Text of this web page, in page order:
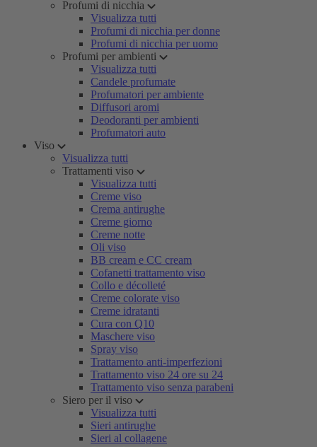
Profumi di nicchia
Visualizza tutti
Profumi di nicchia per donne
Profumi di nicchia per uomo
Profumi per ambienti
Visualizza tutti
Candele profumate
Profumatori per ambiente
Diffusori aromi
Deodoranti per ambienti
Profumatori auto
Viso
Visualizza tutti
Trattamenti viso
Visualizza tutti
Creme viso
Crema antirughe
Creme giorno
Creme notte
Oli viso
BB cream e CC cream
Cofanetti trattamento viso
Collo e décolleté
Creme colorate viso
Creme idratanti
Cura con Q10
Maschere viso
Spray viso
Trattamento anti-imperfezioni
Trattamento viso 24 ore su 24
Trattamento viso senza parabeni
Siero per il viso
Visualizza tutti
Sieri antirughe
Sieri al collagene